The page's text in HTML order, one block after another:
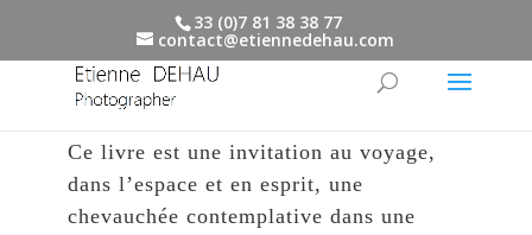
33 (0)7 81 38 38 77
contact@etiennedehau.com
Ce livre est une invitation au voyage,
dans l’espace et en esprit, une
chevauchée contemplative dans une